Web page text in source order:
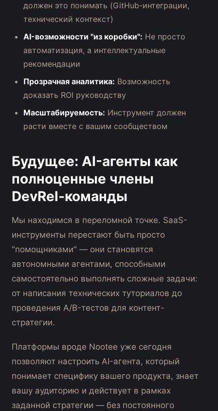
должен это понимать (GitHub-интеграции,
технический контекст)
AI-возможности "из коробки": Не просто
автоматизация, а интеллектуальные
рекомендации
Прозрачная аналитика: Возможность
доказать ROI руководству
Масштабируемость: Инструмент должен
расти вместе с вашим сообществом
Будущее: AI-агенты как
полноценные члены
DevRel-команды
Мы находимся в переломной точке. SaaS-
инструменты перестают быть просто
"помощниками" — они становятся
автономными агентами, способными
самостоятельно выполнять сложные задачи:
от написания технических туториалов до
проведения A/B-тестов для контент-
стратегии.
Платформы вроде Nootee уже сегодня
позволяют настроить AI-агента, который
понимает специфику вашего продукта, знает
вашу аудиторию и действует в рамках
заданной стратегии — без постоянного